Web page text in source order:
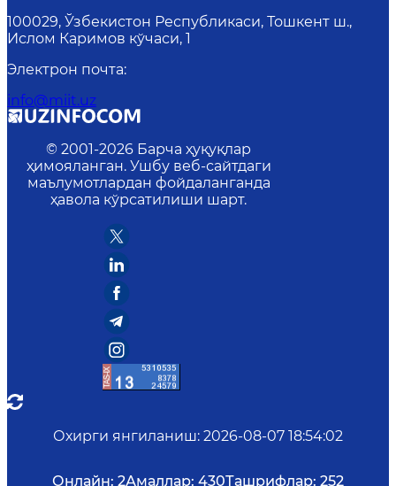
100029, Ўзбекистон Республикаси, Тошкент ш.,
Ислом Каримов кўчаси, 1
Электрон почта:
info@miit.uz
© 2001-2026 Барча ҳуқуқлар
ҳимояланган. Ушбу веб-сайтдаги
маълумотлардан фойдаланганда
ҳавола кўрсатилиши шарт.
Охирги янгиланиш: 2026-08-07 18:54:02
Онлайн: 2Амаллар: 430Ташрифлар: 252